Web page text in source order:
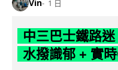
Vin 1 日
中三巴士鐵路
水撥識郁 + 實